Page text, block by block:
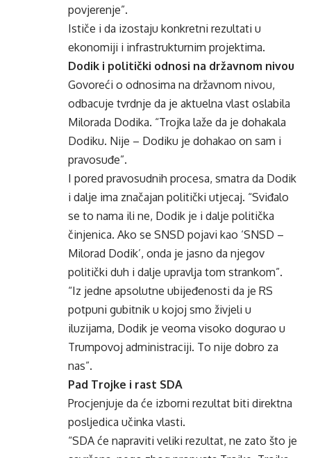
povjerenje”.
Ističe i da izostaju konkretni rezultati u
ekonomiji i infrastrukturnim projektima.
Dodik i politički odnosi na državnom nivou
Govoreći o odnosima na državnom nivou,
odbacuje tvrdnje da je aktuelna vlast oslabila
Milorada Dodika. “Trojka laže da je dohakala
Dodiku. Nije – Dodiku je dohakao on sam i
pravosuđe”.
I pored pravosudnih procesa, smatra da Dodik
i dalje ima značajan politički utjecaj. “Sviđalo
se to nama ili ne, Dodik je i dalje politička
činjenica. Ako se SNSD pojavi kao ‘SNSD –
Milorad Dodik’, onda je jasno da njegov
politički duh i dalje upravlja tom strankom”.
“Iz jedne apsolutne ubijeđenosti da je RS
potpuni gubitnik u kojoj smo živjeli u
iluzijama, Dodik je veoma visoko dogurao u
Trumpovoj administraciji. To nije dobro za
nas”.
Pad Trojke i rast SDA
Procjenjuje da će izborni rezultat biti direktna
posljedica učinka vlasti.
“SDA će napraviti veliki rezultat, ne zato što je